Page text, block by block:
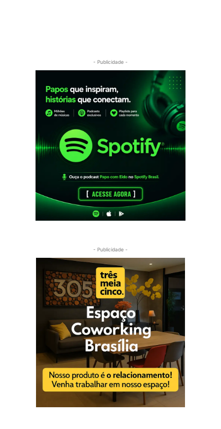
- Publicidade -
- Publicidade -